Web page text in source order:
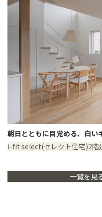
朝日とともに目覚める、白い
i-fit select(セレクト住宅)2階
一覧を見